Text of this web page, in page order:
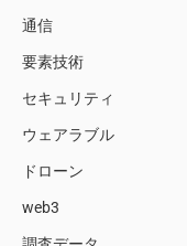
通信
要素技術
セキュリティ
ウェアラブル
ドローン
web3